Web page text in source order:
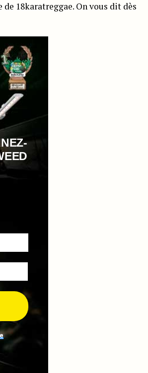
18karatreggae. On vous dit dès